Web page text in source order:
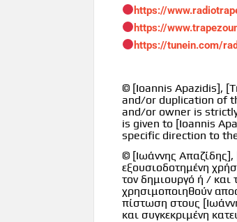
https://
https://
https://tunein.com/
© [Ioannis Apazidis],
and/or duplication of
and/or owner is
is given to [Ioannis
specific direction to
© [Ιωάννης
εξουσιοδοτημένη
τον δημιουργό ή / και
χρησιμοποιηθούν
πίστωση στους
και συγκεκριμένη